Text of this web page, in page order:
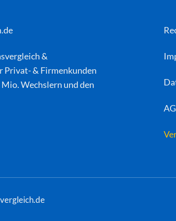
&
Privat- & Firmenkunden
Wechslern und den